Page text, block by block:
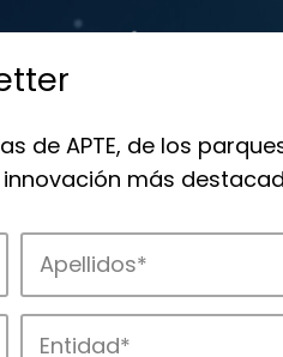
de APTE, de los
más